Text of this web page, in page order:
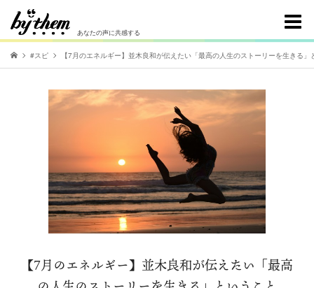
あなたの声に共感する
#スピ 【7月のエネルギー】並木良和が伝えたい「最高の人生のストーリーを生きる」
【7月のエネルギー】並木良和が伝えたい「最高